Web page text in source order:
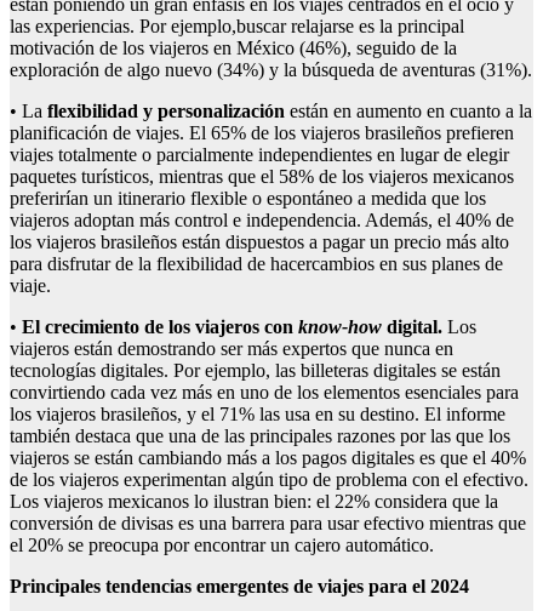
las experiencias. Por ejemplo,buscar relajarse es la principal
motivación de los viajeros en México (46%), seguido de la
exploración de algo nuevo (34%) y la búsqueda de aventuras (31%).
• La flexibilidad y personalización están en aumento en cuanto a la
planificación de viajes. El 65% de los viajeros brasileños prefieren
viajes totalmente o parcialmente independientes en lugar de elegir
paquetes turísticos, mientras que el 58% de los viajeros mexicanos
preferirían un itinerario flexible o espontáneo a medida que los
viajeros adoptan más control e independencia. Además, el 40% de
los viajeros brasileños están dispuestos a pagar un precio más alto
para disfrutar de la flexibilidad de hacercambios en sus planes de
viaje.
• El crecimiento de los viajeros con know-how digital. Los
viajeros están demostrando ser más expertos que nunca en
tecnologías digitales. Por ejemplo, las billeteras digitales se están
convirtiendo cada vez más en uno de los elementos esenciales para
los viajeros brasileños, y el 71% las usa en su destino. El informe
también destaca que una de las principales razones por las que los
viajeros se están cambiando más a los pagos digitales es que el 40%
de los viajeros experimentan algún tipo de problema con el efectivo.
Los viajeros mexicanos lo ilustran bien: el 22% considera que la
conversión de divisas es una barrera para usar efectivo mientras que
el 20% se preocupa por encontrar un cajero automático.
Principales tendencias emergentes de viajes para el 2024